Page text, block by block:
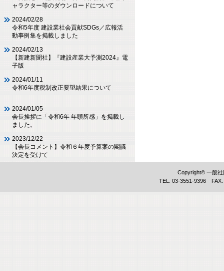
ャラクター等のダウンロードについて
2024/02/28
令和5年度 建設業社会貢献SDGs／広報活
動事例集を掲載しました
2024/02/13
【新建新聞社】『建設産業大予測2024』電
子版
2024/01/11
令和6年度税制改正要望結果について
2024/01/05
会長挨拶に「令和6年 年頭所感」を掲載し
ました。
2023/12/22
【会長コメント】令和６年度予算案の閣議
決定を受けて
Copyright© 一般
TEL. 03-3551-9396